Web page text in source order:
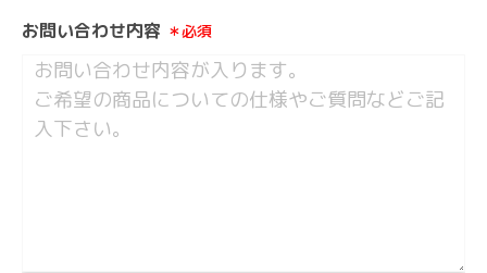
お問い合わせ内容 ＊必須